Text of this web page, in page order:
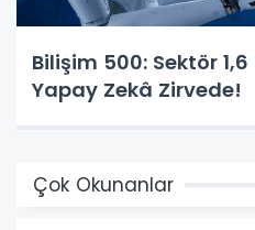
Bilişim 500: Sektör 1,6
Yapay Zekâ Zirvede!
Çok Okunanlar